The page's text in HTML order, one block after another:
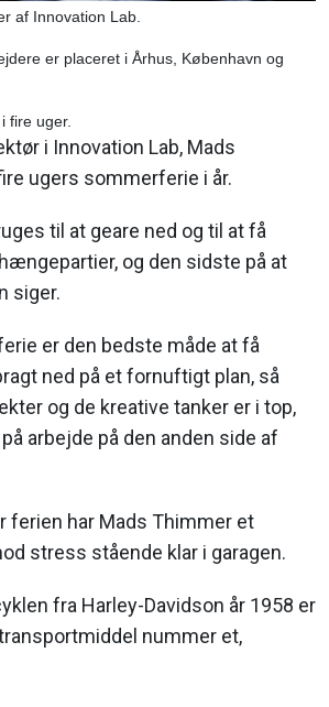
af Innovation Lab.
er placeret i Århus, København og
fire uger.
i Innovation Lab, Mads
ugers sommerferie i år.
til at geare ned og til at få
og den sidste på at
siger.
er den bedste måde at få
ned på et fornuftigt plan, så
og de kreative tanker er i top,
arbejde på den anden side af
ferien har Mads Thimmer et
stress stående klar i garagen.
fra Harley-Davidson år 1958 er
nummer et,